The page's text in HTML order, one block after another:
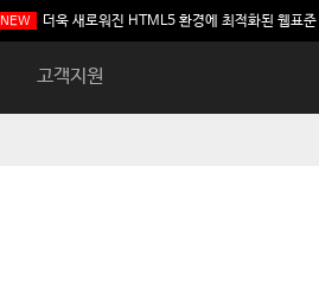
고객지원
NEW 더욱 새로워진 HTML5 환경에 최적화된 웹표